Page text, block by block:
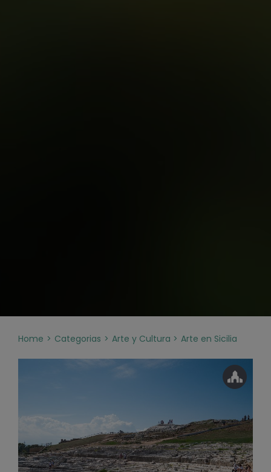
Home Categorias Arte y Cultura Arte en Sicilia